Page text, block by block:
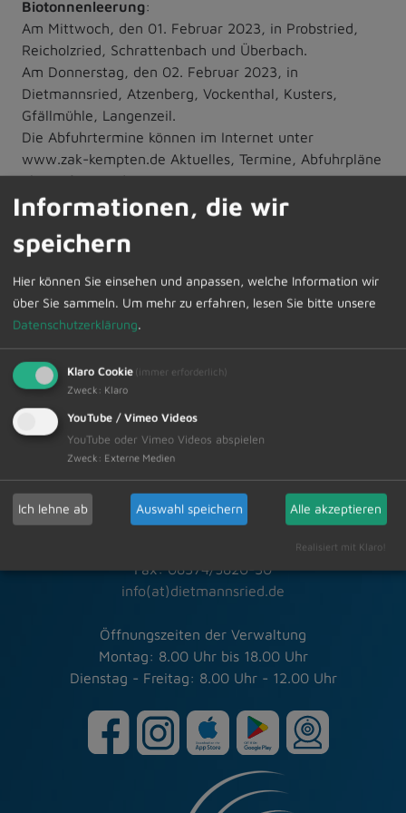
Biotonnenleerung:
Am Mittwoch, den 01. Februar 2023, in Probstried,
Reicholzried, Schrattenbach und Überbach.
Am Donnerstag, den 02. Februar 2023, in
Dietmannsried, Atzenberg, Vockenthal, Kusters,
Gfällmühle, Langenzeil.
Die Abfuhrtermine können im Internet unter
www.zak-kempten.de Aktuelles, Termine, Abfuhrpläne
abgerufen werden.
Zur Übersicht
27.01.2023 Amtliche Bekanntmachungen
Schneller Kontakt bei allen Fragen
Markt Dietmannsried
Rathausplatz 3
87463 Dietmannsried
Fax: 08374/5820-30
info(at)dietmannsried.de
Öffnungszeiten der Verwaltung
Montag: 8.00 Uhr bis 18.00 Uhr
Dienstag - Freitag: 8.00 Uhr - 12.00 Uhr
Informationen, die wir
speichern
Hier können Sie einsehen und anpassen, welche Information wir
über Sie sammeln. Um mehr zu erfahren, lesen Sie bitte unsere
Datenschutzerklärung.
Klaro Cookie (immer erforderlich)
Zweck : Klaro
YouTube / Vimeo Videos
YouTube oder Vimeo Videos abspielen
Zweck : Externe Medien
Ich lehne ab Auswahl speichern Alle akzeptieren
Realisiert mit Klaro!